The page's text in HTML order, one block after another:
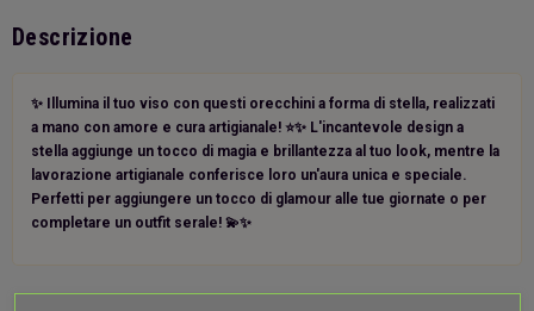
Descrizione
✨ Illumina il tuo viso con questi orecchini a forma di stella, realizzati
a mano con amore e cura artigianale! ⭐️✨ L'incantevole design a
stella aggiunge un tocco di magia e brillantezza al tuo look, mentre la
lavorazione artigianale conferisce loro un'aura unica e speciale.
Perfetti per aggiungere un tocco di glamour alle tue giornate o per
completare un outfit serale! 💫✨